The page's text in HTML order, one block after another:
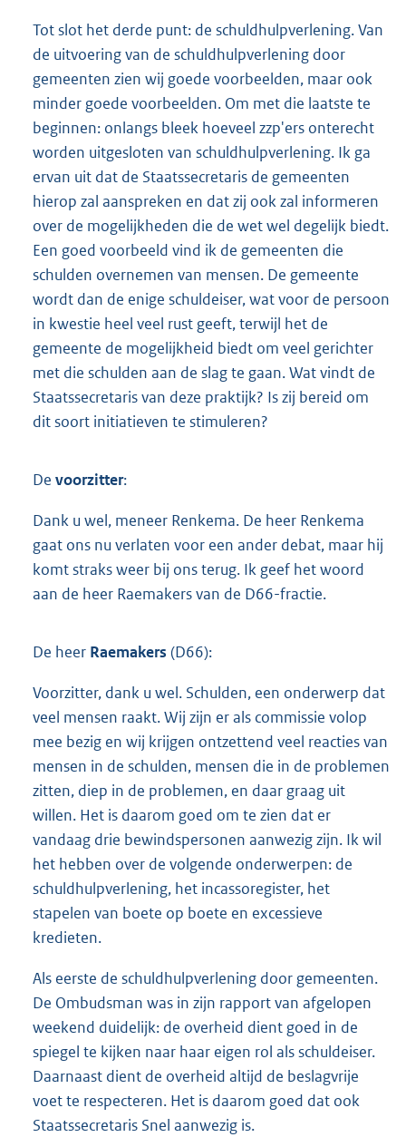
Tot slot het derde punt: de schuldhulpverlening. Van
de uitvoering van de schuldhulpverlening door
gemeenten zien wij goede voorbeelden, maar ook
minder goede voorbeelden. Om met die laatste te
beginnen: onlangs bleek hoeveel zzp'ers onterecht
worden uitgesloten van schuldhulpverlening. Ik ga
ervan uit dat de Staatssecretaris de gemeenten
hierop zal aanspreken en dat zij ook zal informeren
over de mogelijkheden die de wet wel degelijk biedt.
Een goed voorbeeld vind ik de gemeenten die
schulden overnemen van mensen. De gemeente
wordt dan de enige schuldeiser, wat voor de persoon
in kwestie heel veel rust geeft, terwijl het de
gemeente de mogelijkheid biedt om veel gerichter
met die schulden aan de slag te gaan. Wat vindt de
Staatssecretaris van deze praktijk? Is zij bereid om
dit soort initiatieven te stimuleren?
De voorzitter:
Dank u wel, meneer Renkema. De heer Renkema
gaat ons nu verlaten voor een ander debat, maar hij
komt straks weer bij ons terug. Ik geef het woord
aan de heer Raemakers van de D66-fractie.
De heer Raemakers (D66):
Voorzitter, dank u wel. Schulden, een onderwerp dat
veel mensen raakt. Wij zijn er als commissie volop
mee bezig en wij krijgen ontzettend veel reacties van
mensen in de schulden, mensen die in de problemen
zitten, diep in de problemen, en daar graag uit
willen. Het is daarom goed om te zien dat er
vandaag drie bewindspersonen aanwezig zijn. Ik wil
het hebben over de volgende onderwerpen: de
schuldhulpverlening, het incassoregister, het
stapelen van boete op boete en excessieve
kredieten.
Als eerste de schuldhulpverlening door gemeenten.
De Ombudsman was in zijn rapport van afgelopen
weekend duidelijk: de overheid dient goed in de
spiegel te kijken naar haar eigen rol als schuldeiser.
Daarnaast dient de overheid altijd de beslagvrije
voet te respecteren. Het is daarom goed dat ook
Staatssecretaris Snel aanwezig is.